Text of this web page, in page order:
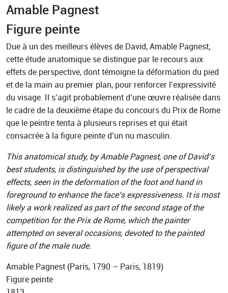
Amable Pagnest
Figure peinte
Due à un des meilleurs élèves de David, Amable Pagnest,
cette étude anatomique se distingue par le recours aux
effets de perspective, dont témoigne la déformation du pied
et de la main au premier plan, pour renforcer l’expressivité
du visage. Il s’agit probablement d’une œuvre réalisée dans
le cadre de la deuxième étape du concours du Prix de Rome
que le peintre tenta à plusieurs reprises et qui était
consacrée à la figure peinte d’un nu masculin.
This anatomical study, by Amable Pagnest, one of David’s
best students, is distinguished by the use of perspectival
effects, seen in the deformation of the foot and hand in
foreground to enhance the face’s expressiveness. It is most
likely a work realized as part of the second stage of the
competition for the Prix de Rome, which the painter
attempted on several occasions, devoted to the painted
figure of the male nude.
Amable Pagnest (Paris, 1790 – Paris, 1819)
Figure peinte